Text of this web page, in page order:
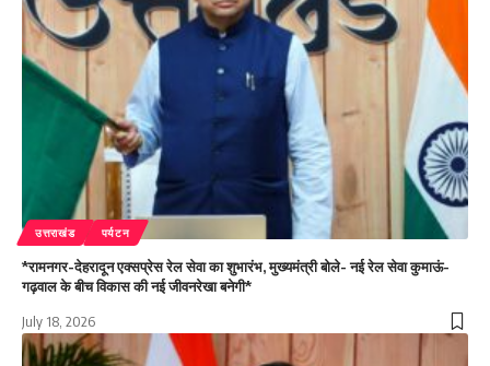
उत्तराखंड पर्यटन
*रामनगर-देहरादून एक्सप्रेस रेल सेवा का शुभारंभ, मुख्यमंत्री बोले- नई रेल सेवा कुमाऊं-
गढ़वाल के बीच विकास की नई जीवनरेखा बनेगी*
July 18, 2026